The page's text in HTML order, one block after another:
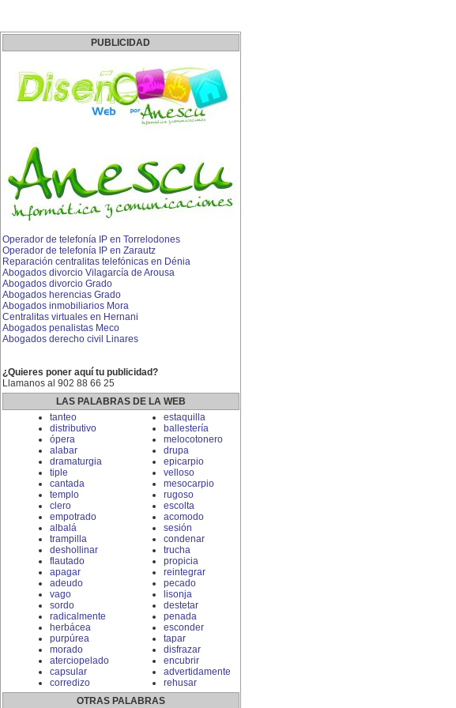
PUBLICIDAD
Operador de telefonía IP en Torrelodones
Operador de telefonía IP en Zarautz
Reparación centralitas telefónicas en Dénia
Abogados divorcio Vilagarcía de Arousa
Abogados divorcio Grado
Abogados herencias Grado
Abogados inmobiliarios Mora
Centralitas virtuales en Hernani
Abogados penalistas Meco
Abogados derecho civil Linares
¿Quieres poner aquí tu publicidad?
Llamanos al 902 88 66 25
LAS PALABRAS DE LA WEB
tanteo
distributivo
ópera
alabar
dramaturgia
tiple
cantada
templo
clero
empotrado
albalá
trampilla
deshollinar
flautado
apagar
adeudo
vago
sordo
radicalmente
herbácea
purpúrea
morado
aterciopelado
capsular
corredizo
estaquilla
ballestería
melocotonero
drupa
epicarpio
velloso
mesocarpio
rugoso
escolta
acomodo
sesión
condenar
trucha
propicia
reintegrar
pecado
lisonja
destetar
penada
esconder
tapar
disfrazar
encubrir
advertidamente
rehusar
OTRAS PALABRAS